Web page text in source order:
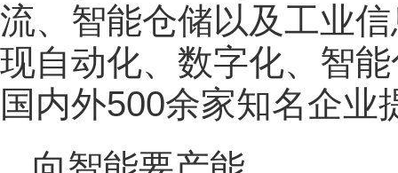
流、智能仓储以及工业
现自动化、数字化、智
国内外500余家知名企